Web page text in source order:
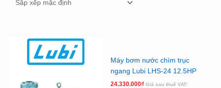
Máy bơm nước chìm trục
ngang Lubi LHS-24 12.5HP
24.330.000₫ Giá sau thuế VAT: